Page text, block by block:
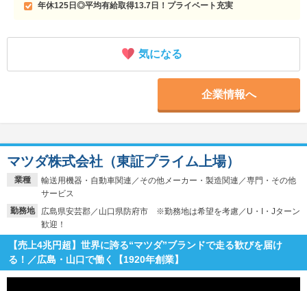
年休125日◎平均有給取得13.7日！プライベート充実
気になる
企業情報へ
業種
輸送用機器・自動車関連／その他メーカー・製造関連／専門・その他
サービス
勤務地
広島県安芸郡／山口県防府市 ※勤務地は希望を考慮／U・I・Jターン
歓迎！
マツダ株式会社（東証プライム上場）
【売上4兆円超】世界に誇る“マツダ”ブランドで走る歓びを届け
る！／広島・山口で働く【1920年創業】